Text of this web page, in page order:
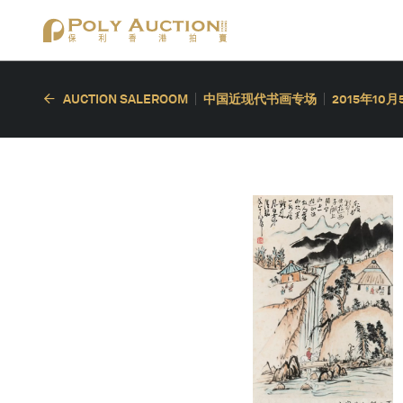
AUCTION SALEROOM 中国近现代书画专场 2015年10月